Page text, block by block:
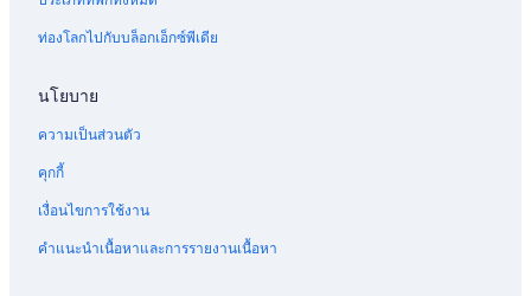
ท่องโลกไปกับบล็อกเอ็กซ์พีเดีย
นโยบาย
ความเป็นส่วนตัว
คุกกี้
เงื่อนไขการใช้งาน
คำแนะนำเนื้อหาและการรายงานเนื้อหา